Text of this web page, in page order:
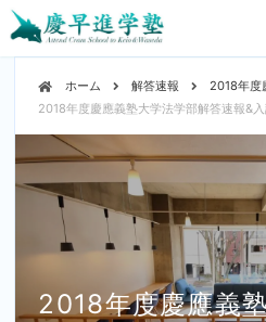
ホーム 解答速報
2018年度
2018年度慶應義塾大学法学部解答速報&
2018年度慶應義